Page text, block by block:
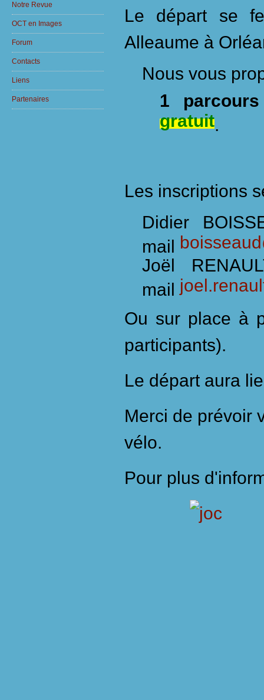
Le départ se
Alleaume à
Nous vous
1
gratuit
Les inscriptions
Didier
mail
Joël
mail
Ou sur place à
participants).
Le départ aura
Merci de prévoir
vélo.
Pour plus
Notre Revue
OCT en Images
Forum
Contacts
Liens
Partenaires